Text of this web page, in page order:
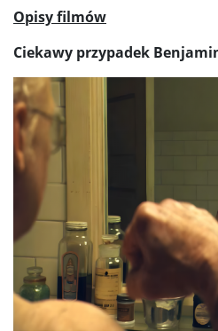
Opisy filmów
Ciekawy przypadek